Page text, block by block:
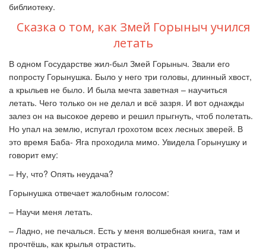
библиотеку.
Сказка о том, как Змей Горыныч учился
летать
В одном Государстве жил-был Змей Горыныч. Звали его
попросту Горынушка. Было у него три головы, длинный хвост,
а крыльев не было. И была мечта заветная – научиться
летать. Чего только он не делал и всё зазря. И вот однажды
залез он на высокое дерево и решил прыгнуть, чтоб полетать.
Но упал на землю, испугал грохотом всех лесных зверей. В
это время Баба- Яга проходила мимо. Увидела Горынушку и
говорит ему:
– Ну, что? Опять неудача?
Горынушка отвечает жалобным голосом:
– Научи меня летать.
– Ладно, не печалься. Есть у меня волшебная книга, там и
прочтёшь, как крылья отрастить.